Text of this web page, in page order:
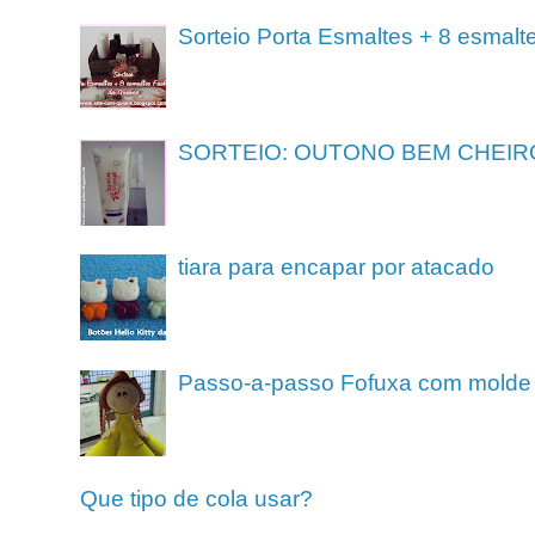
Sorteio Porta Esmaltes + 8
SORTEIO: OUTONO BEM
tiara para encapar por atacado
Passo-a-passo Fofuxa com molde
Que tipo de cola usar?